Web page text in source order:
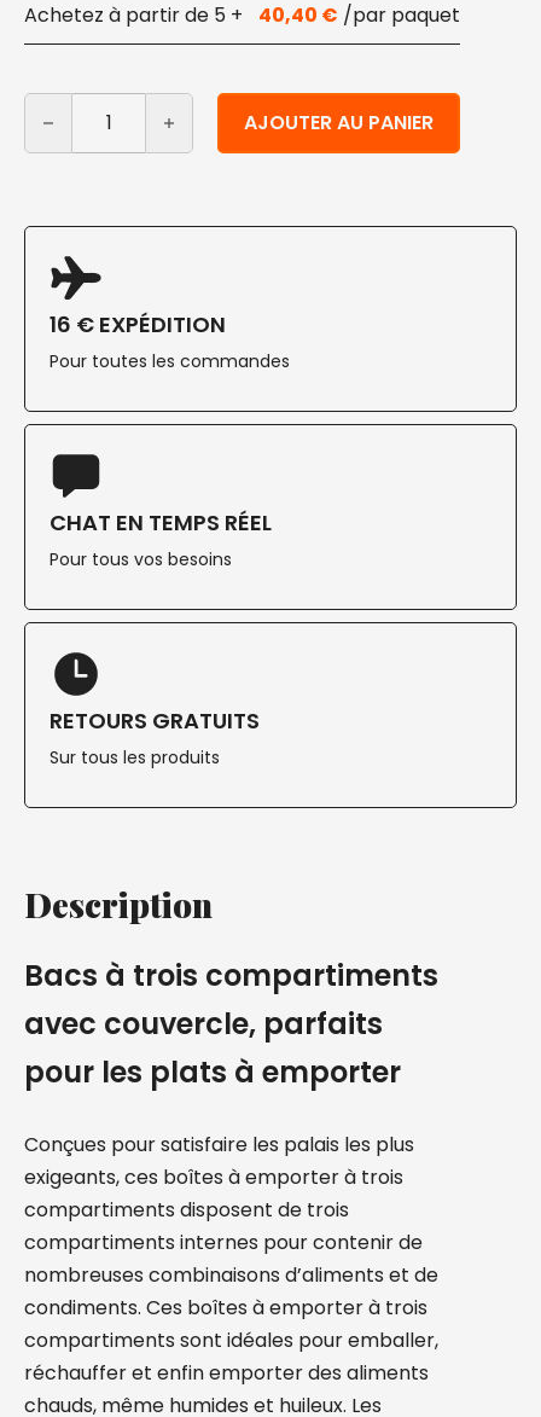
5 + 40,40 €
quantité de Boîtes à emporter à trois compartiments
AJOUTER AU PANIER
Alternative:
16 € EXPÉDITION
Pour toutes les commandes
CHAT EN TEMPS RÉEL
Pour tous vos besoins
RETOURS GRATUITS
Sur tous les produits
Description
Bacs à trois compartiments
avec couvercle, parfaits
pour les plats à emporter
Conçues pour satisfaire les palais les plus
exigeants, ces boîtes à emporter à trois
compartiments disposent de trois
compartiments internes pour contenir de
nombreuses combinaisons d’aliments et de
condiments. Ces boîtes à emporter à trois
compartiments sont idéales pour emballer,
réchauffer et enfin emporter des aliments
chauds, même humides et huileux. Les